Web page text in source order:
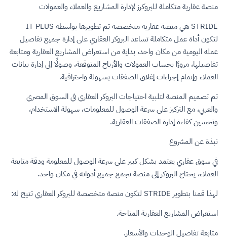
منصة عقارية متكاملة للبروكرز لإدارة المشاريع والعملاء والعمولات
STRIDE هي منصة عقارية متخصصة تم تطويرها بواسطة IT PLUS
لتكون أداة عمل متكاملة تساعد البروكر العقاري على إدارة جميع تفاصيل
عمله اليومية من مكان واحد، بداية من استعراض المشاريع العقارية ومتابعة
تفاصيلها، مرورًا بحساب العمولات والأرباح المتوقعة، وصولًا إلى إدارة بيانات
العملاء وإتمام إجراءات إغلاق الصفقات بسهولة واحترافية.
تم تصميم المنصة لتلبية احتياجات البروكر العقاري في السوق المصري
والعربي، مع التركيز على سرعة الوصول للمعلومات، سهولة الاستخدام،
وتحسين كفاءة إدارة الصفقات العقارية.
نبذة عن المشروع
في سوق عقاري يعتمد بشكل كبير على سرعة الوصول للمعلومة ودقة متابعة
العملاء، يحتاج البروكر إلى منصة تجمع جميع أدواته في مكان واحد.
لهذا قمنا بتطوير STRIDE لتكون منصة متخصصة للبروكر العقاري تتيح له:
استعراض المشاريع العقارية المتاحة.
متابعة تفاصيل الوحدات والأسعار.